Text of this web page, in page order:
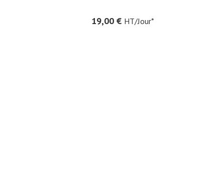
19,00 € HT/Jour*